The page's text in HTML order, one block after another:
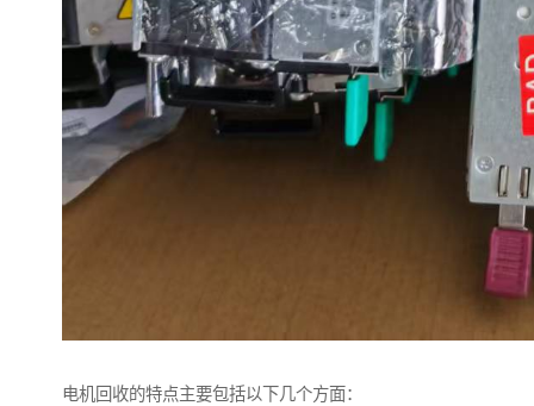
电机回收的特点主要包括以下几个方面：